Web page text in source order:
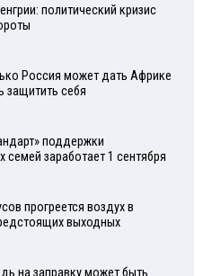
политический кризис
Россия может дать Африке
защитить себя
поддержки
семей заработает 1 сентября
прогреется воздух в
выходных
на заправку может быть